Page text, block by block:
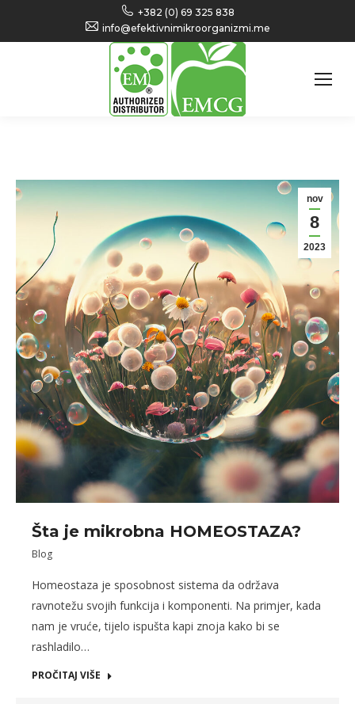
+382 (0) 69 325 838
info@efektivnimikroorganizmi.me
nov
8
2023
Šta je mikrobna HOMEOSTAZA?
Blog
Homeostaza je sposobnost sistema da održava
ravnotežu svojih funkcija i komponenti. Na primjer, kada
nam je vruće, tijelo ispušta kapi znoja kako bi se
rashladilo…
PROČITAJ VIŠE